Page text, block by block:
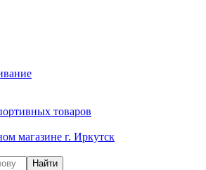
товаров
магазине г. Иркутск
Найти